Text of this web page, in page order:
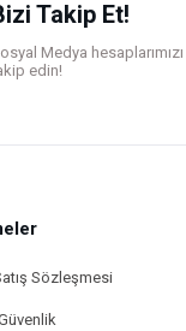
Takip Et!
Medya hesaplarımızı
edin!
Sözleşmesi